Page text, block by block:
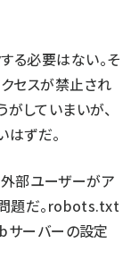
る必要はない。そ
セスが禁止され
していまいが、
ずだ。
部ユーザーがア
問題だ。robots.txt
サーバーの設定